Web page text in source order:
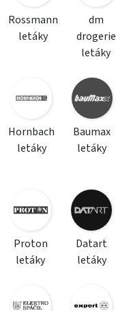
Rossmann
letáky
dm
drogerie
letáky
Hornbach
letáky
Baumax
letáky
Proton
letáky
Datart
letáky